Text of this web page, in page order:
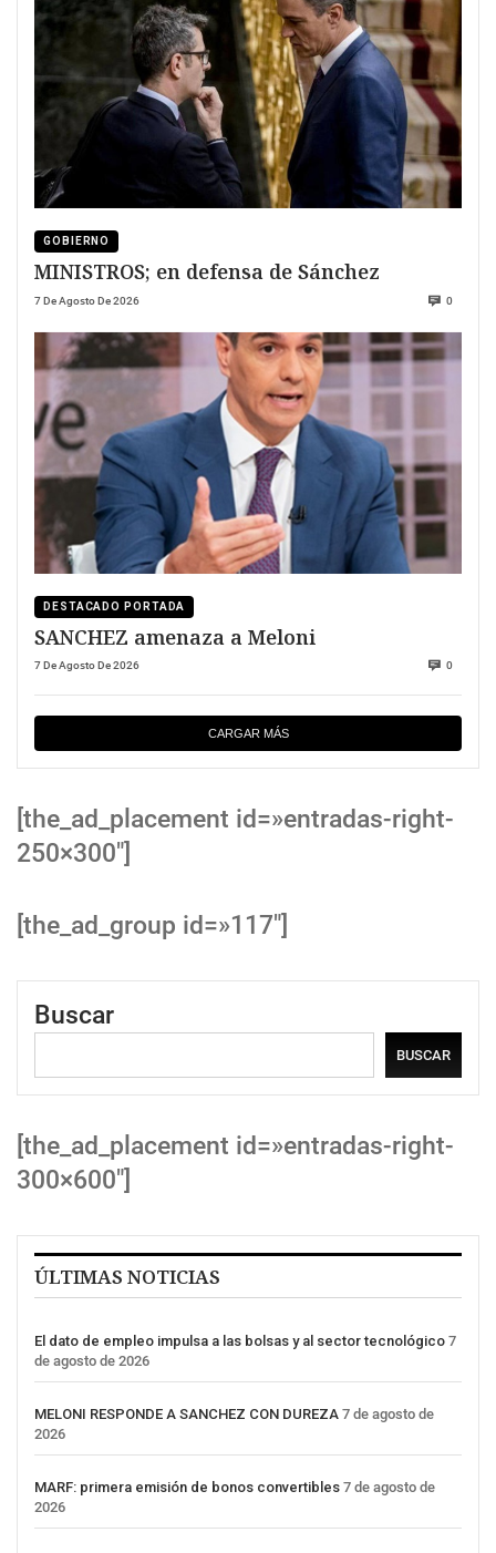
GOBIERNO
MINISTROS; en defensa de Sánchez
7 De Agosto De 2026 0
DESTACADO PORTADA
SANCHEZ amenaza a Meloni
7 De Agosto De 2026 0
CARGAR MÁS
[the_ad_placement id=»entradas-right-
250×300″]
[the_ad_group id=»117″]
Buscar
BUSCAR
[the_ad_placement id=»entradas-right-
300×600″]
ÚLTIMAS NOTICIAS
El dato de empleo impulsa a las bolsas y al sector tecnológico 7
de agosto de 2026
MELONI RESPONDE A SANCHEZ CON DUREZA 7 de agosto de
2026
MARF: primera emisión de bonos convertibles 7 de agosto de
2026